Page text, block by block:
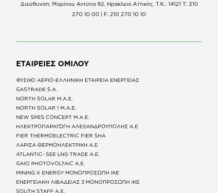
Διεύθυνση: Μαρίνου Αντύπα 92, Ηράκλειο Αττικής, Τ.Κ.: 14121 Τ: 210
270 10 00 | F: 210 270 10 10
ΕΤΑΙΡΕΙΕΣ ΟΜΙΛΟΥ
ΦΥΣΙΚΟ ΑΕΡΙΟ-ΕΛΛΗΝΙΚΗ ΕΤΑΙΡΕΙΑ ΕΝΕΡΓΕΙΑΣ
GASTRADE S.A.
NORTH SOLAR M.Α.Ε.
NORTH SOLAR 1 M.Α.Ε.
NEW SPES CONCEPT Μ.Α.Ε.
ΗΛΕΚΤΡΟΠΑΡΑΓΩΓΗ ΑΛΕΞΑΝΔΡΟΥΠΟΛΗΣ A.E
FIER THERMOELECTRIC FIER SHA
ΛΑΡΙΣΑ ΘΕΡΜΟΗΛΕΚΤΡΙΚΗ A.E
ATLANTIC- SEE LNG TRADE A.E.
GAIO PHOTOVOLTAIC Α.Ε.
MINING X ENERGY ΜΟΝΟΠΡΟΣΩΠΗ ΙΚΕ
ΕΝΕΡΓΕΙΑΚΗ ΛΙΒΑΔΕΙΑΣ 3 ΜΟΝΟΠΡΟΣΩΠΗ ΙΚΕ
SOUTH STAFF Α.Ε.